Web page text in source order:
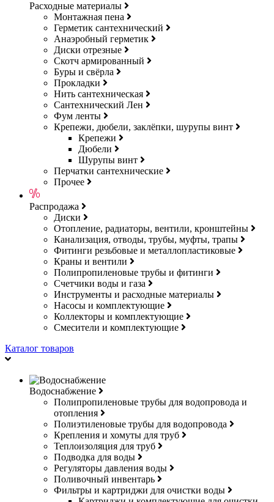
Расходные материалы
Монтажная пена
Герметик сантехнический
Анаэробный герметик
Диски отрезные
Скотч армированный
Буры и свёрла
Прокладки
Нить сантехническая
Сантехнический Лен
Фум ленты
Крепежи, дюбели, заклёпки, шурупы винт
Крепежи
Дюбели
Шурупы винт
Перчатки сантехнические
Прочее
Распродажа
Диски
Отопление, радиаторы, вентили, кронштейны
Канализация, отводы, трубы, муфты, трапы
Фитинги резьбовые и металлопластиковые
Краны и вентили
Полипропиленовые трубы и фитинги
Счетчики воды и газа
Инструменты и расходные материалы
Насосы и комплектующие
Коллекторы и комплектующие
Смесители и комплектующие
Каталог товаров
Водоснабжение
Полипропиленовые трубы для водопровода и
отопления
Полиэтиленовые трубы для водопровода
Крепления и хомуты для труб
Теплоизоляция для труб
Подводка для воды
Регуляторы давления воды
Поливочный инвентарь
Фильтры и картриджи для очистки воды